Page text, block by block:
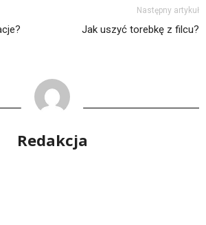
Następny artykuł
Jak uszyć torebkę z filcu?
Redakcja